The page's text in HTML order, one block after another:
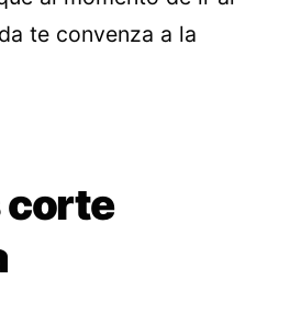
te convenza a la
corte